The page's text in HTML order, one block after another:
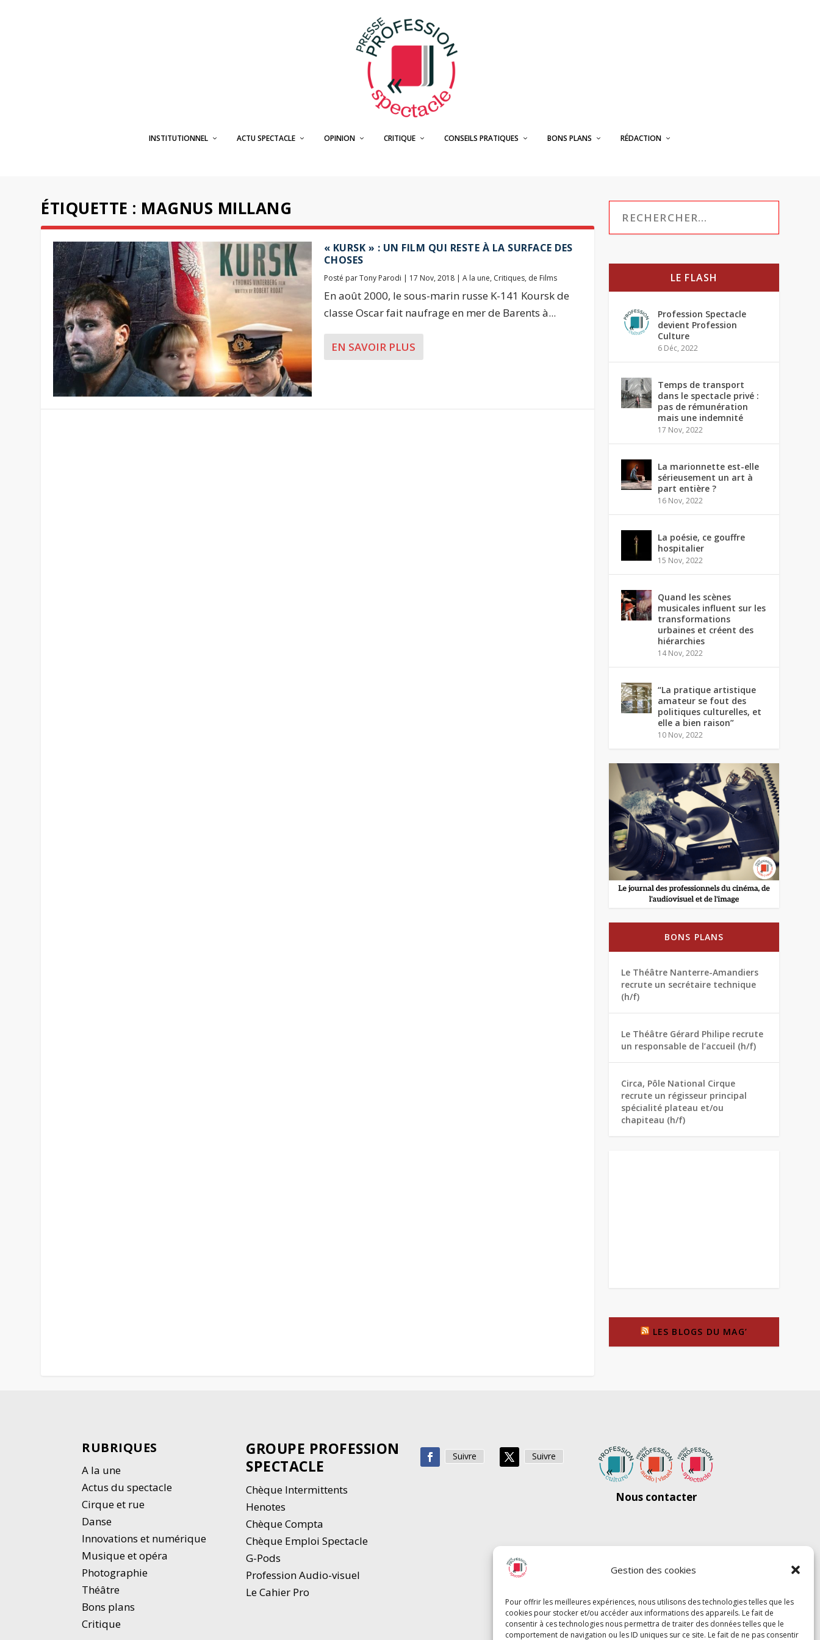
Gestion des cookies
Pour offrir les meilleures expériences, nous utilisons des technologies telles que les
cookies pour stocker et/ou accéder aux informations des appareils. Le fait de
consentir à ces technologies nous permettra de traiter des données telles que le
comportement de navigation ou les ID uniques sur ce site. Le fait de ne pas consentir
INSTITUTIONNEL ACTU SPECTACLE OPINION CRITIQUE CONSEILS PRATIQUES BONS PLANS RÉDACTION
ÉTIQUETTE : MAGNUS MILLANG
« KURSK » : UN FILM QUI RESTE À LA SURFACE DES
CHOSES
Posté parTony Parodi | 17 Nov, 2018| A la une, Critiques, de Films
En août 2000, le sous-marin russe K-141 Koursk de
classe Oscar fait naufrage en mer de Barents à...
EN SAVOIR PLUS
LE FLASH
Profession Spectacle
devient Profession
Culture
6 Déc, 2022
Temps de transport
dans le spectacle privé :
pas de rémunération
mais une indemnité
17 Nov, 2022
La marionnette est-elle
sérieusement un art à
part entière ?
16 Nov, 2022
La poésie, ce gouffre
hospitalier
15 Nov, 2022
Quand les scènes
musicales influent sur les
transformations
urbaines et créent des
hiérarchies
14 Nov, 2022
“La pratique artistique
amateur se fout des
politiques culturelles, et
elle a bien raison”
10 Nov, 2022
BONS PLANS
Le Théâtre Nanterre-Amandiers
recrute un secrétaire technique
(h/f)
Le Théâtre Gérard Philipe recrute
un responsable de l’accueil (h/f)
Circa, Pôle National Cirque
recrute un régisseur principal
spécialité plateau et/ou
chapiteau (h/f)
LES BLOGS DU MAG’
RUBRIQUES
A la une
Actus du spectacle
Cirque et rue
Danse
Innovations et numérique
Musique et opéra
Photographie
Théâtre
Bons plans
Critique
GROUPE PROFESSION
SPECTACLE
Chèque Intermittents
Henotes
Chèque Compta
Chèque Emploi Spectacle
G-Pods
Profession Audio-visuel
Le Cahier Pro
Suivre Suivre
Nous contacter